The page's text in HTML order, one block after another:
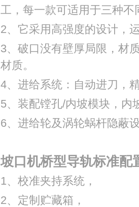
工，每一款可适用于三种
2、它采用高强度的设计，
3、破口没有壁厚局限，材
材质。
4、进给系统：自动进刀，
5、装配镗孔/内坡模块，内
6、进给轮及涡轮蜗杆隐蔽
坡口机桥型导轨标准配
1、校准夹持系统，
2、定制贮藏箱，